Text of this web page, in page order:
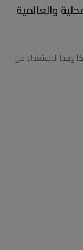
والعالمية
ويبدأ الاستعداد من